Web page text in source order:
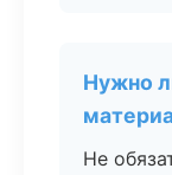
Нужно
Не